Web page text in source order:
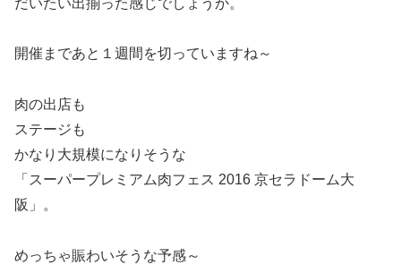
開催まであと１週間を切っていますね～
肉の出店も
ステージも
かなり大規模になりそうな
「スーパープレミアム肉フェス 2016 京セラドーム大
阪」。
めっちゃ賑わいそうな予感～